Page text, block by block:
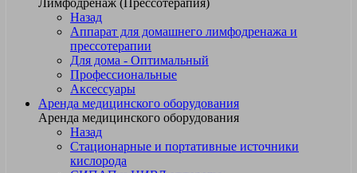
Лимфодренаж (Прессотерапия)
Назад
Аппарат для домашнего лимфодренажа и
прессотерапии
Для дома - Оптимальный
Профессиональные
Аксессуары
Аренда медицинского оборудования
Аренда медицинского оборудования
Назад
Стационарные и портативные источники
кислорода